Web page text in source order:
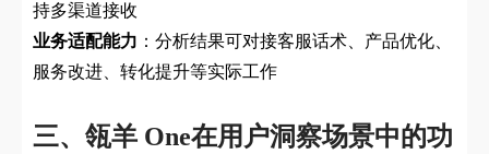
持多渠道接收
业务适配能力 ：分析结果可对接客服话术、产品优化、
服务改进、转化提升等实际工作
三、瓴羊 One在用户洞察场景中的功